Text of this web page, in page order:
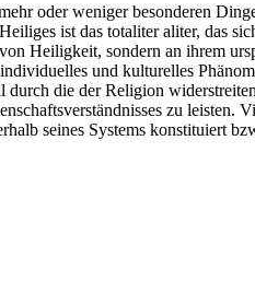
oder weniger besonderen
ist das totaliter aliter, das
Heiligkeit, sondern an ihrem
und kulturelles
die der Religion
zu
seines Systems konstituiert